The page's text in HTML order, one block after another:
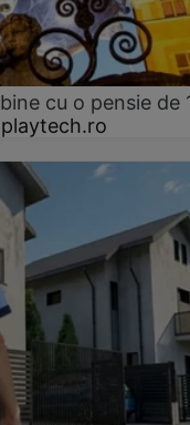
cu o pensie de
playtech.ro